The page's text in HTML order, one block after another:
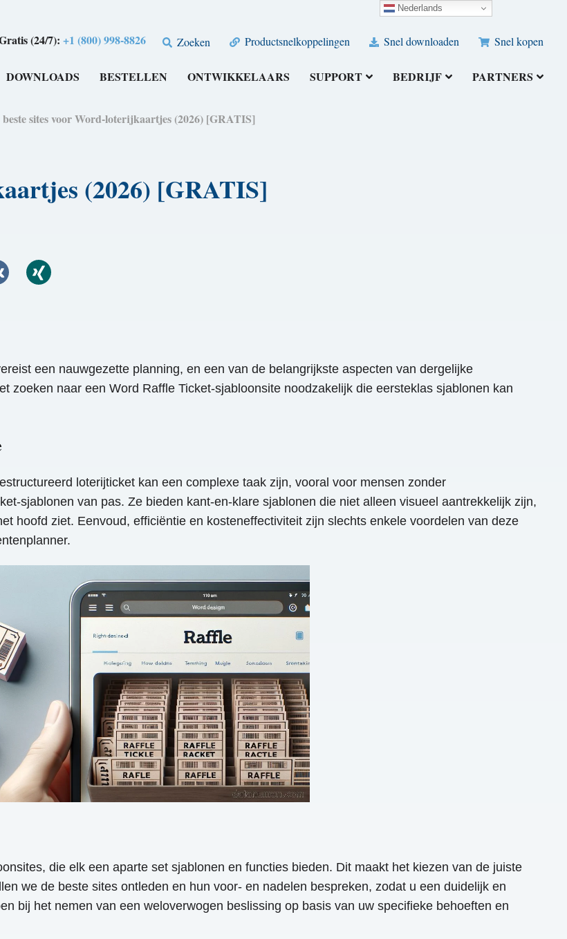
(24/7):+1 (800) 998-8826 Zoeken Productsnelkoppelingen Snel downloaden Snel kopen
DOWNLOADS BESTELLEN ONTWIKKELAARS SUPPORT BEDRIJF PARTNERS
beste sites voor Word-loterijkaartjes (2026) [GRATIS]
(2026) [GRATIS]
een nauwgezette planning, en een van de belangrijkste aspecten van dergelijke
zoeken naar een Word Raffle Ticket-sjabloonsite noodzakelijk die eersteklas sjablonen kan
loterijticket kan een complexe taak zijn, vooral voor mensen zonder
sjablonen van pas. Ze bieden kant-en-klare sjablonen die niet alleen visueel aantrekkelijk zijn,
hoofd ziet. Eenvoud, efficiëntie en kosteneffectiviteit zijn slechts enkele voordelen van deze
die elk een aparte set sjablonen en functies bieden. Dit maakt het kiezen van de juiste
we de beste sites ontleden en hun voor- en nadelen bespreken, zodat u een duidelijk en
bij het nemen van een weloverwogen beslissing op basis van uw specifieke behoeften en
Nederlands